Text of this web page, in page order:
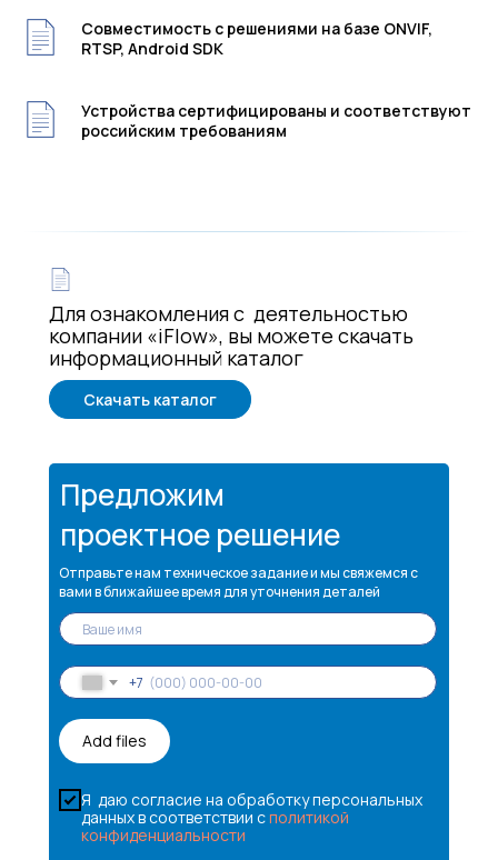
Совместимость с решениями на базе ONVIF,
RTSP, Android SDK
Устройства сертифицированы и соответствуют
российским требованиям
Для ознакомления с деятельностью
компании «iFlow», вы можете скачать
информационный каталог
Скачать каталог
Отправьте нам техническое задание и мы свяжемся с
вами в ближайшее время для уточнения деталей
Предложим
проектное решение
+7
Add files
Я даю согласие на обработку персональных
данных в соответствии сполитикой
конфиденциальности